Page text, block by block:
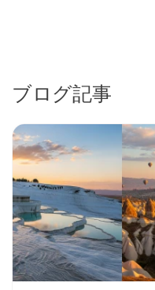
ブログ記事